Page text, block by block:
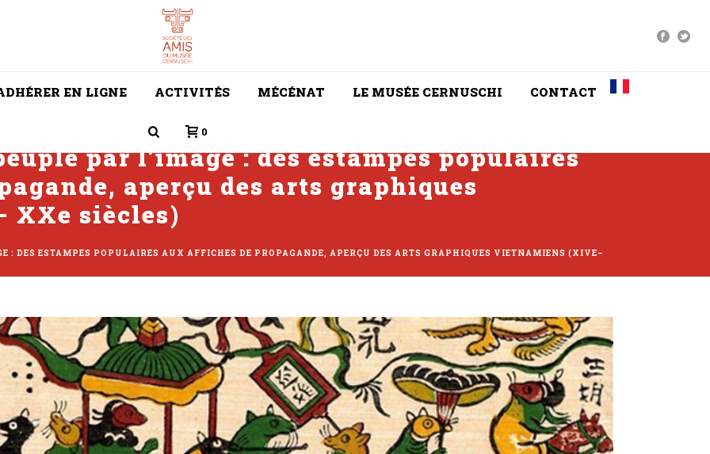
EN LIGNE ACTIVITÉS MÉCÉNAT LE MUSÉE CERNUSCHI CONTACT
0
par l’image : des estampes populaires
aperçu des arts graphiques
XXe siècles)
: DES ESTAMPES POPULAIRES AUX AFFICHES DE PROPAGANDE, APERÇU DES ARTS GRAPHIQUES VIETNAMIENS (XIVE–